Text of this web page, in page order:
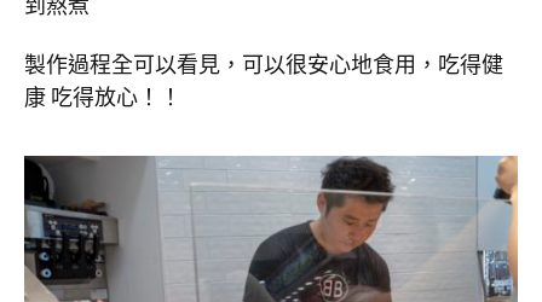
製作過程全可以看見，可以很安心地食用，吃得健
康 吃得放心！！